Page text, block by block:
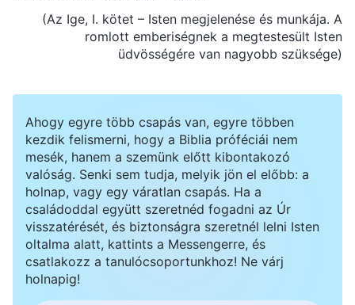
(Az Ige, I. kötet – Isten megjelenése és munkája. A
romlott emberiségnek a megtestesült Isten
üdvösségére van nagyobb szüksége)
Ahogy egyre több csapás van, egyre többen
kezdik felismerni, hogy a Biblia próféciái nem
mesék, hanem a szemünk előtt kibontakozó
valóság. Senki sem tudja, melyik jön el előbb: a
holnap, vagy egy váratlan csapás. Ha a
családoddal együtt szeretnéd fogadni az Úr
visszatérését, és biztonságra szeretnél lelni Isten
oltalma alatt, kattints a Messengerre, és
csatlakozz a tanulócsoportunkhoz! Ne várj
holnapig!